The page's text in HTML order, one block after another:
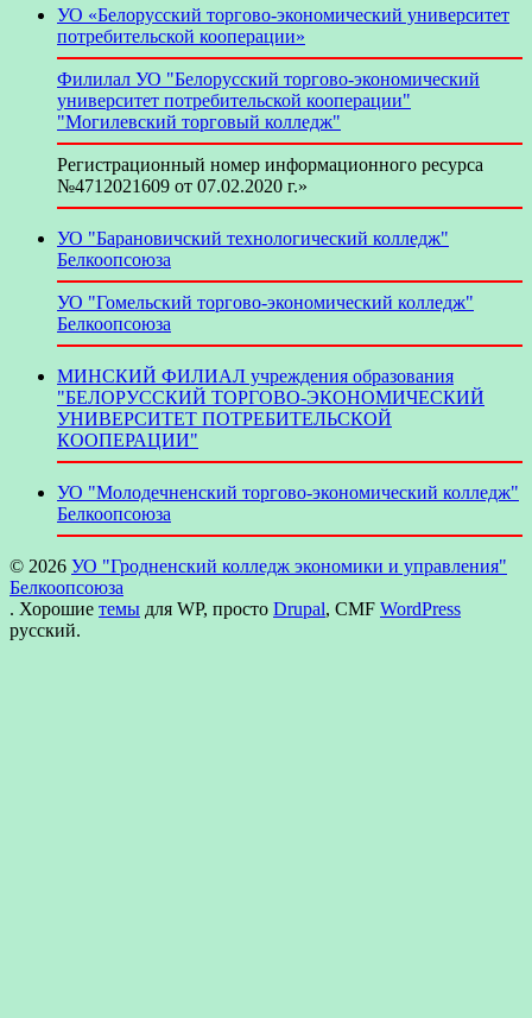
УО «Белорусский торгово-экономический университет
потребительской кооперации»
Филилал УО "Белорусский торгово-экономический
университет потребительской кооперации"
"Могилевский торговый колледж"
Регистрационный номер информационного ресурса
№4712021609 от 07.02.2020 г.»
УО "Барановичский технологический колледж"
Белкоопсоюза
УО "Гомельский торгово-экономический колледж"
Белкоопсоюза
МИНСКИЙ ФИЛИАЛ учреждения образования
"БЕЛОРУССКИЙ ТОРГОВО-ЭКОНОМИЧЕСКИЙ
УНИВЕРСИТЕТ ПОТРЕБИТЕЛЬСКОЙ
КООПЕРАЦИИ"
УО "Молодечненский торгово-экономический колледж"
Белкоопсоюза
© 2026 УО "Гродненский колледж экономики и управления"
Белкоопсоюза
. Хорошие темы для WP, просто Drupal, CMF WordPress
русский.